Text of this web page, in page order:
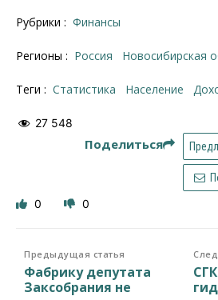
Рубрики : Финансы
Регионы : Россия Новосибирская
Теги : статистика население
27 548
Поделиться
0 0
Предыдущая статья
Фабрику депутата
Заксобрания не